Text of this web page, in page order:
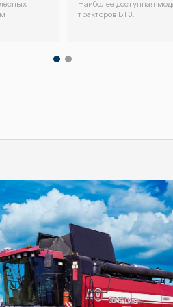
блок
Наиболее доступная
тракторов БТЗ.